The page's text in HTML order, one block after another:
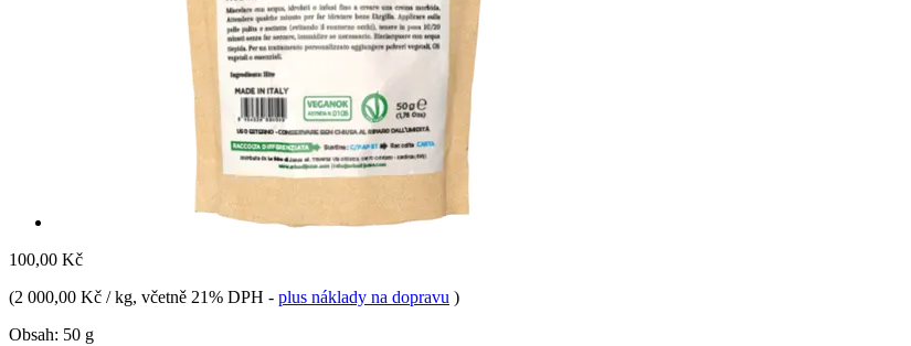
100,00 Kč
(2 000,00 Kč / kg, včetně 21% DPH - plus náklady na dopravu )
Obsah: 50 g